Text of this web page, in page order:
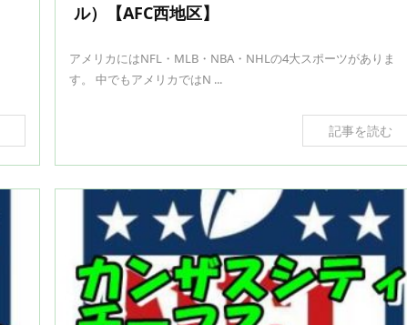
ル）【AFC西地区】
アメリカにはNFL・MLB・NBA・NHLの4大スポーツがありま
す。 中でもアメリカではN ...
記事を読む